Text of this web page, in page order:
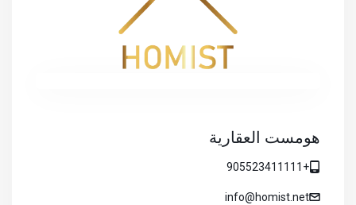
هومست العقارية
+905523411111
info@homist.net